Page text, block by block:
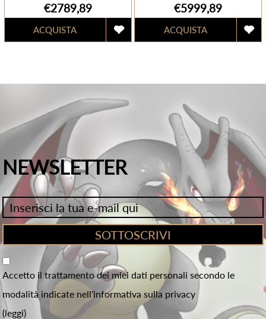
€2789,89 €5999,89
NEWSLETTER
Accetto il trattamento dei miei dati personali secondo le
modalità indicate nell'informativa sulla privacy
(leggi)